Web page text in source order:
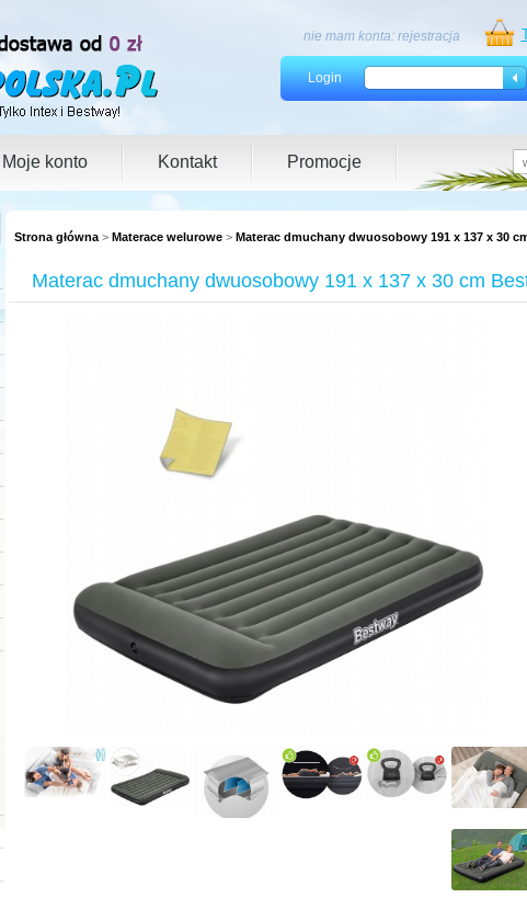
nie mam konta: rejestracja
Login
Moje konto Kontakt Promocje
Strona główna > Materace welurowe > Materac dmuchany dwuosobowy 191 x 137 x 30
Materac dmuchany dwuosobowy 191 x 137 x 30 cm